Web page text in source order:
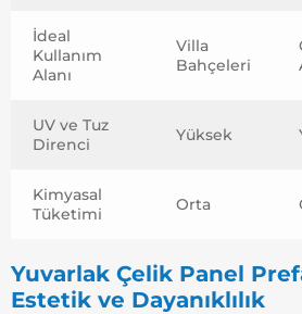
İdeal
Kullanım
Alanı
Villa
Bahçeleri
UV ve Tuz
Direnci
Yüksek
Kimyasal
Tüketimi
Orta
Yuvarlak Çelik Panel
Estetik ve Dayanıklılık